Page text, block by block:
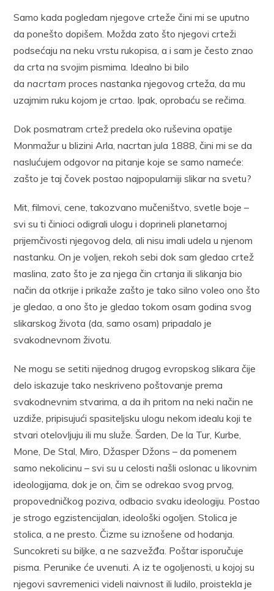
Samo kada pogledam njegove crteže čini mi se uputno
da ponešto dopišem. Možda zato što njegovi crteži
podsećaju na neku vrstu rukopisa, a i sam je često znao
da crta na svojim pismima. Idealno bi bilo
da nacrtam proces nastanka njegovog crteža, da mu
uzajmim ruku kojom je crtao. Ipak, oprobaću se rečima.
Dok posmatram crtež predela oko ruševina opatije
Monmažur u blizini Arla, nacrtan jula 1888, čini mi se da
naslućujem odgovor na pitanje koje se samo nameće:
zašto je taj čovek postao najpopularniji slikar na svetu?
Mit, filmovi, cene, takozvano mučeništvo, svetle boje –
svi su ti činioci odigrali ulogu i doprineli planetarnoj
prijemčivosti njegovog dela, ali nisu imali udela u njenom
nastanku. On je voljen, rekoh sebi dok sam gledao crtež
maslina, zato što je za njega čin crtanja ili slikanja bio
način da otkrije i prikaže zašto je tako silno voleo ono što
je gledao, a ono što je gledao tokom osam godina svog
slikarskog života (da, samo osam) pripadalo je
svakodnevnom životu.
Ne mogu se setiti nijednog drugog evropskog slikara čije
delo iskazuje tako neskriveno poštovanje prema
svakodnevnim stvarima, a da ih pritom na neki način ne
uzdiže, pripisujući spasiteljsku ulogu nekom idealu koji te
stvari otelovljuju ili mu služe. Šarden, De la Tur, Kurbe,
Mone, De Stal, Miro, Džasper Džons – da pomenem
samo nekolicinu – svi su u celosti našli oslonac u likovnim
ideologijama, dok je on, čim se odrekao svog prvog,
propovedničkog poziva, odbacio svaku ideologiju. Postao
je strogo egzistencijalan, ideološki ogoljen. Stolica je
stolica, a ne presto. Čizme su iznošene od hodanja.
Suncokreti su biljke, a ne sazvežđa. Poštar isporučuje
pisma. Perunike će uvenuti. A iz te ogoljenosti, u kojoj su
njegovi savremenici videli naivnost ili ludilo, proistekla je